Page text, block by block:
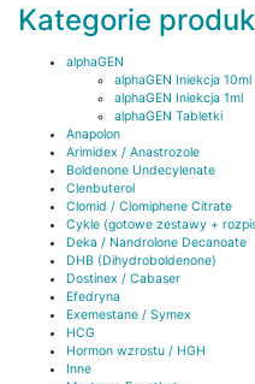
Kategorie
alphaGEN
alphaGEN Iniekcja 10ml
alphaGEN Iniekcja 1ml
alphaGEN Tabletki
Anapolon
Arimidex / Anastrozole
Boldenone Undecylenate
Clenbuterol
Clomid / Clomiphene Citrate
Cykle (gotowe zestawy +
Deka / Nandrolone Decanoate
DHB (Dihydroboldenone)
Dostinex / Cabaser
Efedryna
Exemestane / Symex
HCG
Hormon wzrostu / HGH
Inne